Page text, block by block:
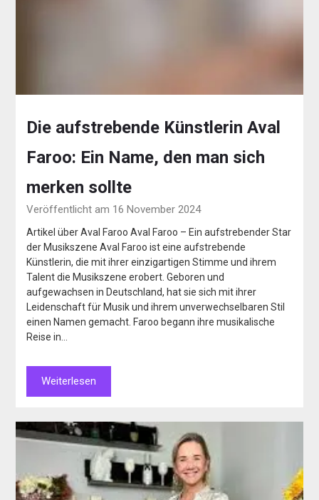
Die aufstrebende Künstlerin Aval
Faroo: Ein Name, den man sich
merken sollte
Veröffentlicht am 16 November 2024
Artikel über Aval Faroo Aval Faroo – Ein aufstrebender Star
der Musikszene Aval Faroo ist eine aufstrebende
Künstlerin, die mit ihrer einzigartigen Stimme und ihrem
Talent die Musikszene erobert. Geboren und
aufgewachsen in Deutschland, hat sie sich mit ihrer
Leidenschaft für Musik und ihrem unverwechselbaren Stil
einen Namen gemacht. Faroo begann ihre musikalische
Reise in…
Weiterlesen